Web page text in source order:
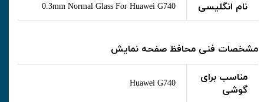
نام انگلیسی 0.3mm Normal Glass For Huawei G740
مشخصات فنی محافظ صفحه نمایش
مناسب برای
گوشی
Huawei G740